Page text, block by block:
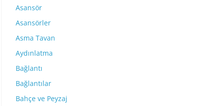
Asansör
Asansörler
Asma Tavan
Aydınlatma
Bağlantı
Bağlantılar
Bahçe ve Peyzaj